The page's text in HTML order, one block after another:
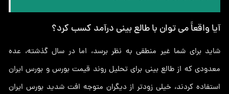
آیا واقعاً می توان با طالع بینی درآمد کسب کرد؟
شاید برای شما غیر منطقی به نظر برسد، اما در سال گذشته، عده
معدودی که از طالع بینی برای تحلیل روند قیمت بورس و بورس ایران
استفاده کردند، خیلی زودتر از دیگران متوجه افت شدید بورس ایران